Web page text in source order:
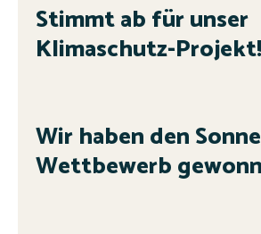
Stimmt ab für unser
Klimaschutz-Projekt!
Wir haben den
Wettbewerb